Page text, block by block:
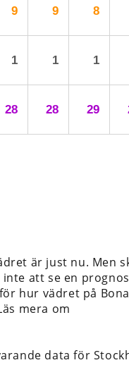
9
1
28
9
1
28
8
1
29
är just nu. Men
att se en
hur vädret på
mera om
data för